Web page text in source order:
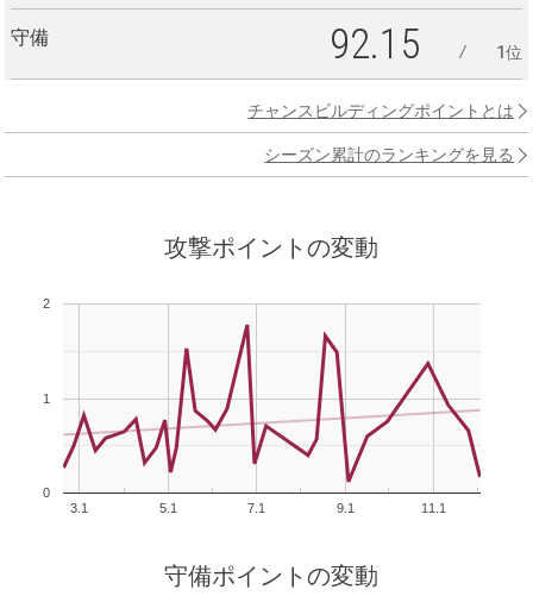
守備 92.15 1位
チャンスビルディングポイントとは
シーズン累計のランキングを見る
攻撃ポイントの変動
3.1 5.1 7.1 9.1 11.1
0
1
2
守備ポイントの変動